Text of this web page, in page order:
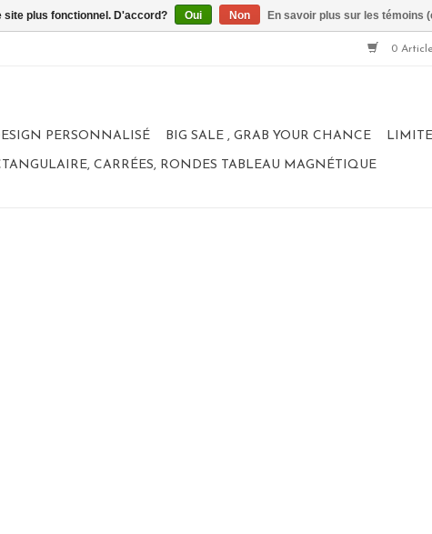
0
PERSONNALISÉ BIG SALE , GRAB YOUR CHANCE
CARRÉES, RONDES TABLEAU MAGNÉTIQUE
site plus fonctionnel. D'accord? Oui Non En savoir plus sur les témoins